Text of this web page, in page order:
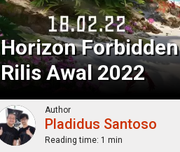
Horizon
Rilis Awal 2022
Author
Pladidus Santoso
Reading time: 1 min